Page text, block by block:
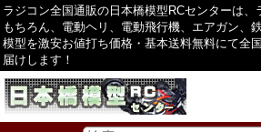
ラジコン全国通販の日本橋模型RCセンターは、
もちろん、電動ヘリ、電動飛行機、エアガン、
模型を激安お値打ち価格・基本送料無料にて全
届けします！